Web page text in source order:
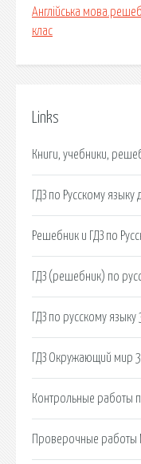
Англійська
клас
Links
Книги, учебники,
ГДЗ по Русскому
Решебник и ГДЗ по
ГДЗ (решебник) по
ГДЗ по русскому
ГДЗ Окружающий мир 3
Контрольные работы
Проверочные работы